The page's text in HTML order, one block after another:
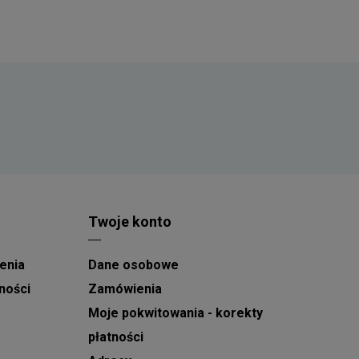
Twoje konto
Dane osobowe
Zamówienia
Moje pokwitowania - korekty
płatności